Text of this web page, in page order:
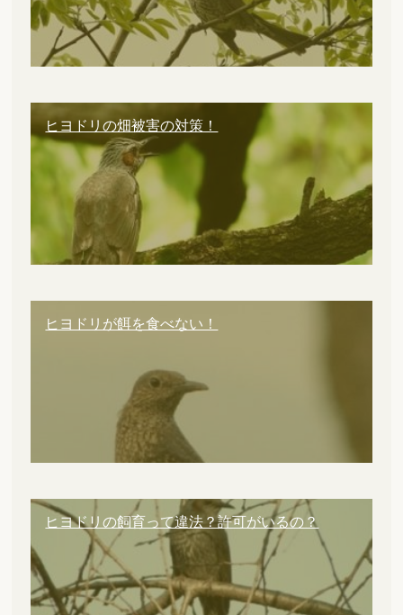
ヒヨドリの畑被害の対策！
ヒヨドリが餌を食べない！
ヒヨドリの飼育って違法？許可がいるの？